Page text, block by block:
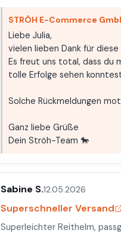
STRÖH E-Commerce
Liebe Julia,
vielen lieben Dank für
Es freut uns total, dass du
tolle Erfolge sehen
Solche Rückmeldungen
Ganz liebe Grüße
Dein Ströh-Team 🐎
Sabine S.12.05.2026
Superschneller Versand
Superleichter Reithelm,